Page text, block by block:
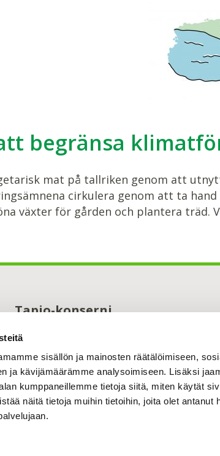
sisällön ja mainosten räätälöimiseen,
ja kävijämäärämme analysoimiseen. Lisäksi
kumppaneillemme tietoja siitä, miten käytät
näitä tietoja muihin tietoihin, joita olet antanut
begränsa
mat på tallriken genom att
cirkulera genom att ta
växter för gården och plantera träd.
Tapio-konserni
00240 Helsinki
0294 32 6000
tapio@tapio.fi